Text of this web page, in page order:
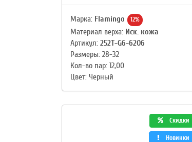
Марка: Flamingo 12%
Материал верха: Иск. кожа
Артикул: 252T-G6-6206
Размеры: 28-32
Кол-во пар: 12,00
Цвет: Черный
Скидки
Новинки